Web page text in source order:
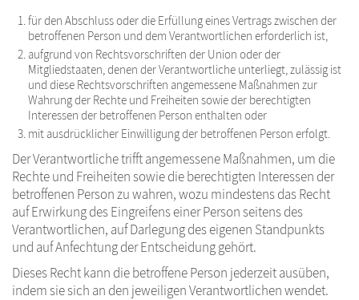
für den Abschluss oder die Erfüllung eines Vertrags zwischen der
betroffenen Person und dem Verantwortlichen erforderlich ist,
aufgrund von Rechtsvorschriften der Union oder der
Mitgliedstaaten, denen der Verantwortliche unterliegt, zulässig ist
und diese Rechtsvorschriften angemessene Maßnahmen zur
Wahrung der Rechte und Freiheiten sowie der berechtigten
Interessen der betroffenen Person enthalten oder
mit ausdrücklicher Einwilligung der betroffenen Person erfolgt.
Der Verantwortliche trifft angemessene Maßnahmen, um die
Rechte und Freiheiten sowie die berechtigten Interessen der
betroffenen Person zu wahren, wozu mindestens das Recht
auf Erwirkung des Eingreifens einer Person seitens des
Verantwortlichen, auf Darlegung des eigenen Standpunkts
und auf Anfechtung der Entscheidung gehört.
Dieses Recht kann die betroffene Person jederzeit ausüben,
indem sie sich an den jeweiligen Verantwortlichen wendet.